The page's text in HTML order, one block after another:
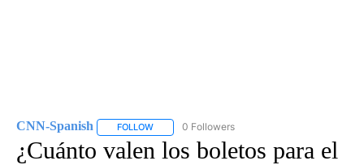
CNN-Spanish FOLLOW FOLLOW "CNN-SPANISH" TO RECEIVE
0 Followers
¿Cuánto valen los boletos para el